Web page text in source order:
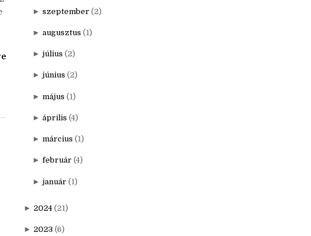
► november (1)
► október (1)
► szeptember
► augusztus
► július (2)
► június (2)
► május (1)
► április (4)
► március (1)